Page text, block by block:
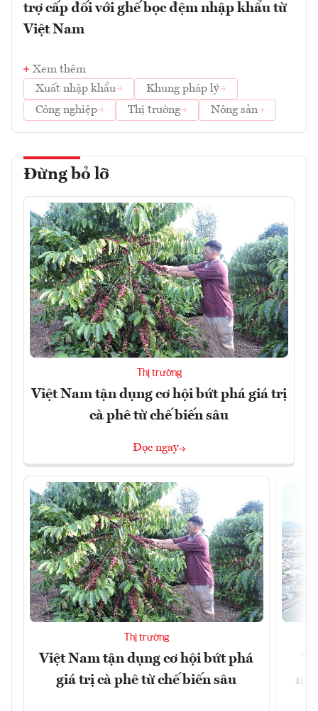
trợ cấp đối với ghế bọc đệm nhập khẩu từ
Việt Nam
Xem thêm
Xuất nhập khẩu
Khung pháp lý
Công nghiệp
Thị trường Nông sản
Đừng bỏ lỡ
Thị trường
Việt Nam tận dụng cơ hội bứt phá giá trị
cà phê từ chế biến sâu
Đọc ngay
Thị trường
Việt Nam tận dụng cơ hội bứt phá
giá trị cà phê từ chế biến sâu